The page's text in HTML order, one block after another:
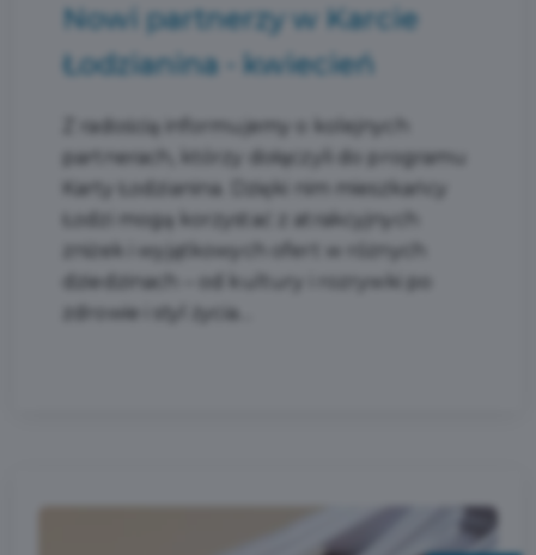
Nowi partnerzy w Karcie
Łodzianina - kwiecień
Z radością informujemy o kolejnych
partnerach, którzy dołączyli do programu
Karty Łodzianina. Dzięki nim mieszkańcy
Łodzi mogą korzystać z atrakcyjnych
zniżek i wyjątkowych ofert w różnych
dziedzinach – od kultury i rozrywki po
zdrowie i styl życia.​...